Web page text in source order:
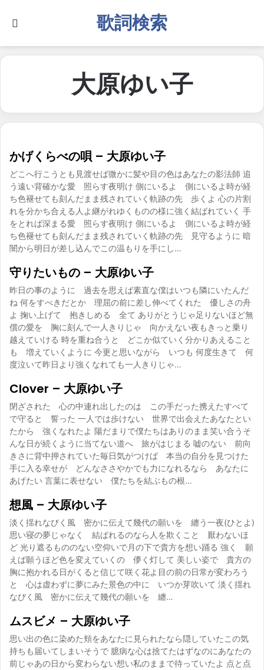
歌詞検索
大原ゆい子
かげくらべの唄 – 大原ゆい子
どこへ行こうとも見渡せば微かに髪や目の色はあなたの影法師 追
う遠い背確かな愛 照らす夜明け 側にいるよ 側にいるよ時が経
ち色褪せても刻んだまま残されていく軌跡の先 歩くよ 心の片割
れを分かち合える人よ継がれゆくものの様に強く結ばれていく 手
をとれば深まる愛 照らす夜明け 側にいるよ 側にいるよ時が経
ち色褪せても刻んだまま残されていく軌跡の先 見守るように 暗
闇から明日が差し込んでこの温もりを手にし…
守りたいもの – 大原ゆい子
昨日の事のように 過去を思えば素直な僕はいつも隣にいたんだ
ね 何をすべきだとか 理屈の前に差し伸べてくれた 優しさの舟
よ 掬い上げて 抱きしめる 全て ありがとうじゃ足りないほど無
償の愛を 胸に刻んで一人きりじゃ 向かえない夜もきっと乗り
越えていける 時を重ね合うと どこか似ていく分かりあえること
も 増えていくように 今更と思いながら いつも 何度生きて 何
度泣いて昨日より強くなれても一人きりじゃ…
Clover – 大原ゆい子
閉ざされた 心の中連れ出したのは この手だった携えたすべて
で守ると 誓った 一人では歩けない 世界で出会えたあなたとい
たから 強くなれたよ 陽だまりで僕たちはありのまま笑い合うそ
んな日が続くように当てない道へ 旅がはじまる 嘘のない 前向
きさに背中押されていた毎日気がつけば 本当の自分を見つけた
手に入る幸せが どんなささやかでも力になれるなら あなたに
あげたい 言葉に表せない 僕たちを結ぶもの根…
想風 – 大原ゆい子
淡く揺れなびく風 密かに伝えて幾代の願いを 纏う一夜(ひとよ)
思い寝の夢じゃなく 結ばれるのなら人を欺くこと 厭わないほ
ど 光り遮るもののない空仰いで月の下で貴方を想い踊る 強く 願
えば願うほど色を変えていくの 儚く灯して 美しい姿で 貴方の
胸に抱かれる日がくると信じて咲く花よ目の前の日常が変わろう
と 心は虚わずに夢にみた景色の中に いつか芽吹いて 淡く揺れ
なびく風 密かに伝えて幾代の願いを 纏…
ムスビメ – 大原ゆい子
思い出の色に染めた頬をあなたに見られたなら隠していたこの気
持ちも届いてしまいそうで 臆病な心は捨てたはずなのにあなたの
前じゃあの日から変わらない想い私のままで待っていたよ 点と点